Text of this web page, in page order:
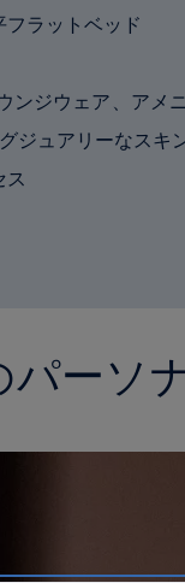
ラットベッド
ンジウェア、アメ
ジュアリーなスキ
ス
ーソ